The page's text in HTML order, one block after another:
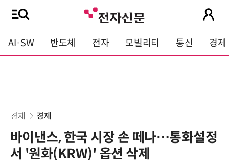
AI·SW 반도체 전자 모빌리티 통신 경제
경제 경제
바이낸스, 한국 시장 손 떼나…통화설정
서 '원화(KRW)' 옵션 삭제